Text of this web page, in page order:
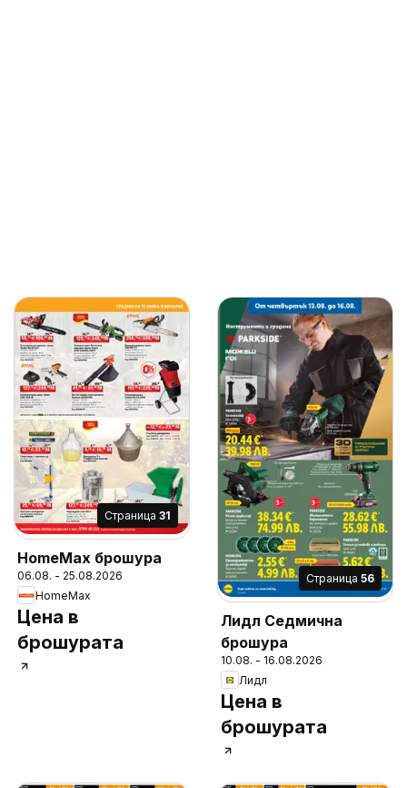
Cтраница 31
HomeMax брошура
06.08. - 25.08.2026
HomeMax
Цена в
брошурата
Cтраница 56
Лидл Седмична
брошура
10.08. - 16.08.2026
Лидл
Цена в
брошурата